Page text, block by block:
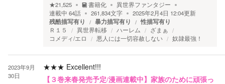
★21,525 書籍化
異世界ファンタジー
連載中 64話 261,834文字 2025年2月4日 12:04更新
残酷描写有り 暴力描写有り 性描写有り
Ｒ１５ 異世界転移 ハーレム
ざまぁ
コメディ/エロ
悪人には一切容赦しない 奴隷最強！
2023年9月
30日
★★★ Excellent!!!
【３巻来春発売予定/漫画連載中】家族のために頑張っ